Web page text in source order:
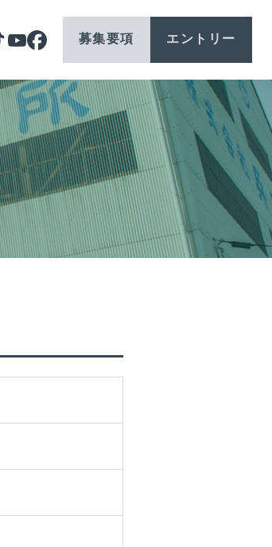
募集要項 エントリー